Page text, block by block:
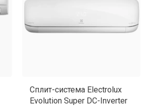
Сплит-система Electrolux
Evolution Super DC-Inverter